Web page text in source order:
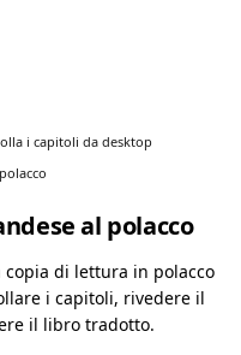
i capitoli da desktop
al polacco
copia di lettura in polacco
i capitoli, rivedere il
il libro tradotto.